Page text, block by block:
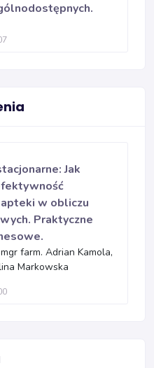
Jak
w obliczu
Praktyczne
farm. Adrian Kamola,
Markowska